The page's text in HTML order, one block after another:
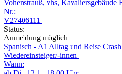
Vohenstrauß, vhs, Kavaliersgebäude
Nr.:
V27406111
Status:
Anmeldung möglich
Spanisch - A1 Alltag und Reise
Wiedereinsteiger/-innen
Wann: